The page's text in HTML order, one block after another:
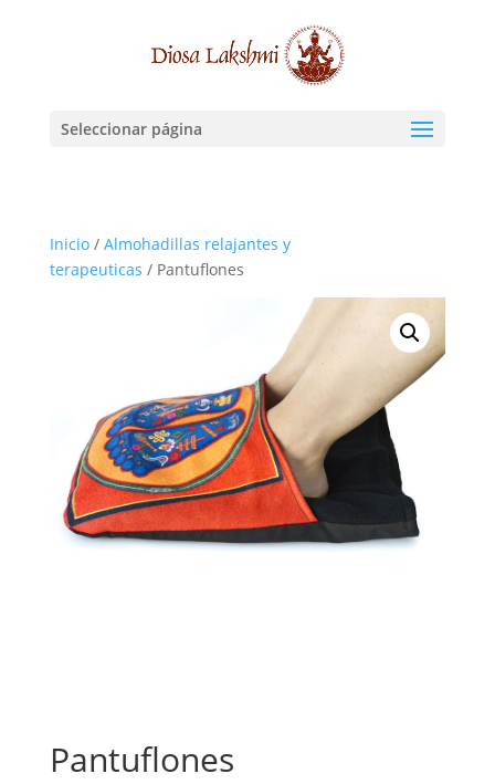
Seleccionar página
Inicio/ Almohadillas relajantes y
terapeuticas / Pantuflones
Pantuflones